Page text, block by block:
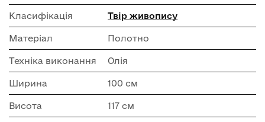
Класифікація Твір живопису
Матеріал Полотно
Техніка виконання Олія
Ширина 100 см
Висота 117 см